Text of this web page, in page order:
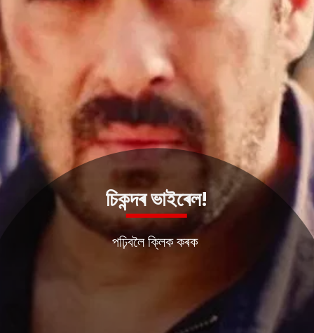
পঢ়িবলৈ ক্লিক কৰক
চিকন্দৰ ভাইৰেল!